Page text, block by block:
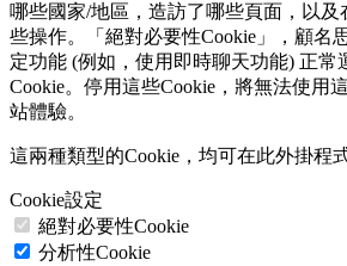
哪些國家/地區，造訪了哪些頁面，以
些操作。「絕對必要性Cookie」，顧名
定功能 (例如，使用即時聊天功能) 正常
Cookie。停用這些Cookie，將無法使用
站體驗。
這兩種類型的Cookie，均可在此外掛程
Cookie設定
絕對必要性Cookie
分析性Cookie